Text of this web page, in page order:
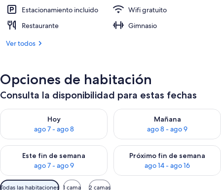
Estacionamiento incluido
Wifi gratuito
Restaurante
Gimnasio
Ver todos
Opciones de habitación
Consulta la disponibilidad para estas fechas
Hoy
ago 7 - ago 8
Consulta la disponibilidad para hoy ago 7 - ago 8
Mañana
ago 8 - ago 9
Consulta la disponibilidad
Este fin de semana
ago 7 - ago 9
Consulta la disponibilidad para este fin de semana ago 7 -
Próximo fin de semana
ago 14 - ago 16
Consulta la disponibilidad
Filtros
Todas las habitaciones 1 cama 2 camas